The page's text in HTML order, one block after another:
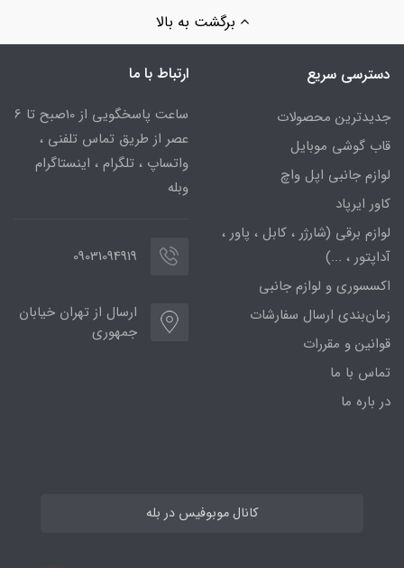
برگشت به بالا
دسترسی سریع
جدیدترین محصولات
قاب گوشی موبایل
لوازم جانبی اپل واچ
کاور ایرپاد
لوازم برقی (شارژر ، کابل ، پاور ،
آداپتور ، ...)
اکسسوری و لوازم جانبی
زمان‌بندی ارسال سفارشات
قوانین و مقررات
تماس با ما
در باره ما
ارتباط با ما
ساعت پاسخگویی از 10صبح تا 6
عصر از طریق تماس تلفنی ،
واتساپ ، تلگرام ، اینستاگرام
وبله
09031094919
ارسال از تهران خیابان
جمهوری
کانال موبوفیس در بله